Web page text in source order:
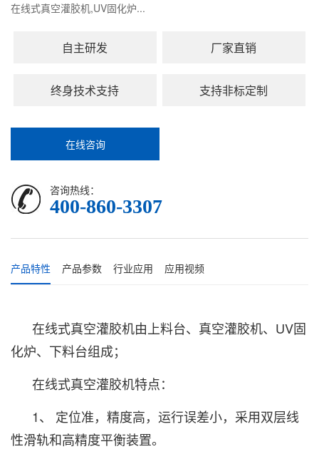
在线式真空灌胶机,UV固化炉...
自主研发 厂家直销
终身技术支持 支持非标定制
在线咨询
咨询热线：
400-860-3307
产品特性 产品参数 行业应用 应用视频
在线式真空灌胶机由上料台、真空灌胶机、UV固
化炉、下料台组成；
在线式真空灌胶机特点：
1、 定位准，精度高，运行误差小，采用双层线
性滑轨和高精度平衡装置。